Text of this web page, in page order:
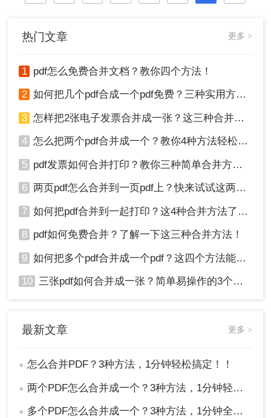
小编恰好知道pdf怎么合并两个文件，
热门文章 更多 >
1 pdf怎么免费合并文档？教你四个方法！
2 如何把几个pdf合成一个pdf免费？三种实用方法分享！
3 怎样把2张电子发票合并成一张？这三种合并方法学习一下!
4 怎么把两个pdf合并成一个？教你4种方法轻松完成合并！
5 pdf发票如何合并打印？教你三种简单合并方法！
6 两页pdf怎么合并到一页pdf上？快来试试这两种方法吧！
7 如何把pdf合并到一起打印？这4种合并方法了解一下！
8 pdf如何免费合并？了解一下这三种合并方法！
9 如何把多个pdf合并成一个pdf？这四个方法能帮助大家！
10 三张pdf如何合并成一张？简单易操作的3个方法！
最新文章 更多 >
● 怎么合并PDF？3种方法，1分钟轻松搞定！！
● 两个PDF怎么合并成一个？3种方法，1分钟轻松搞定！
● 多个PDF怎么合并成一个？3种方法，1分钟全搞定！！